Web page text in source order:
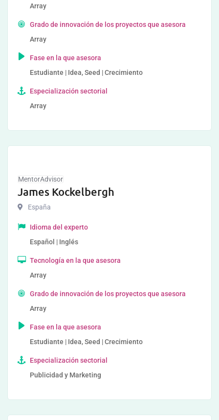
Array
Grado de innovación de los proyectos que asesora
Array
Fase en la que asesora
Estudiante | Idea, Seed | Crecimiento
Especialización sectorial
Array
MentorAdvisor
James Kockelbergh
España
Idioma del experto
Español | Inglés
Tecnología en la que asesora
Array
Grado de innovación de los proyectos que asesora
Array
Fase en la que asesora
Estudiante | Idea, Seed | Crecimiento
Especialización sectorial
Publicidad y Marketing